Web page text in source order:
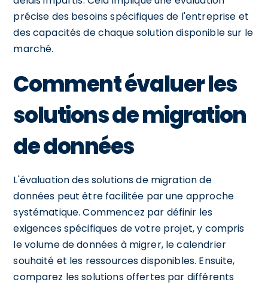
précise des besoins spécifiques de l'entreprise et
des capacités de chaque solution disponible sur le
marché.
Comment évaluer les
solutions de migration
de données
L'évaluation des solutions de migration de
données peut être facilitée par une approche
systématique. Commencez par définir les
exigences spécifiques de votre projet, y compris
le volume de données à migrer, le calendrier
souhaité et les ressources disponibles. Ensuite,
comparez les solutions offertes par différents